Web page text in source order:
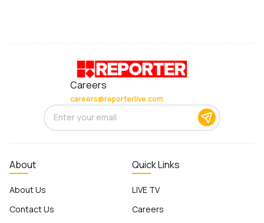
Careers
careers@reporterlive.com
About
About Us
Contact Us
Quick Links
LIVE TV
Careers